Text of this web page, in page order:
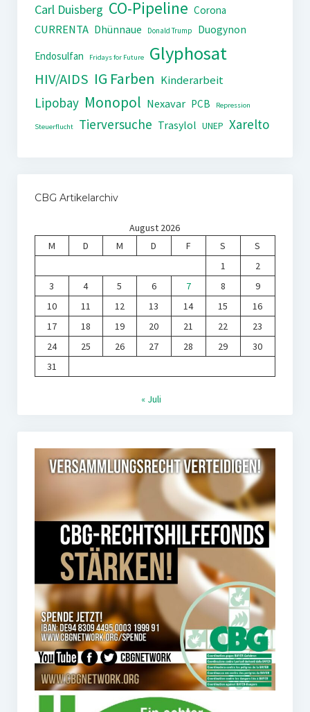
Carl Duisberg CO-Pipeline Corona
CURRENTA Dhünnaue Donald Trump
Duogynon
Endosulfan
Fridays for Future Glyphosat
HIV/AIDS IG Farben Kinderarbeit
Lipobay Monopol Nexavar PCB Repression
Steuerflucht Tierversuche Trasylol UNEP Xarelto
CBG Artikelarchiv
August 2026
M
D M D F S
S
1
2
3
4 5 6 7 8
9
10
11 12 13 14 15
16
17
18 19 20 21 22
23
24
25 26 27 28 29
30
31
« Juli